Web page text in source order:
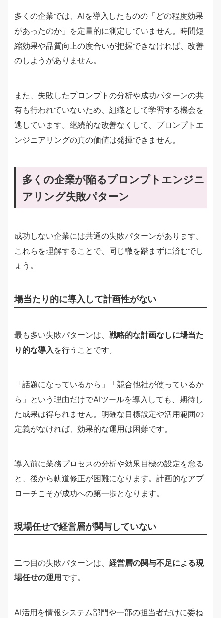
多くの企業では、AIを導入したものの「どの程度効果
があったのか」を定量的に測定していません。時間短
縮効果や品質向上の度合いが把握できなければ、改善
のしようがありません。
また、失敗したプロンプトの分析や成功パターンの共
有も行われていないため、組織として学習する機会を
逃しています。継続的な改善なくして、プロンプトエ
ンジニアリングの真の価値は発揮できません。
多くの企業が陥るプロンプトエンジニ
アリング失敗パターン
成功しない企業には共通の失敗パターンがあります。
これらを理解することで、同じ轍を踏まずに済むでし
ょう。
場当たり的に導入して計画性がない
最も多い失敗パターンは、 戦略的な計画なしに場当た
り的な導入を行うことです。
「話題になっているから」「競合他社が使っているか
ら」という理由だけでAIツールを導入しても、期待し
た成果は得られません。明確な目標設定や活用範囲の
定義がなければ、効果的な運用は困難です。
導入前に業務プロセスの分析や効果目標の設定を怠る
と、後から軌道修正が困難になります。計画的なアプ
ローチこそが成功への第一歩となります。
現場任せで経営層が関与していない
二つ目の失敗パターンは、 経営層の関与不足による現
場任せの運用 です。
AI活用を情報システム部門や一部の担当者だけに委ね